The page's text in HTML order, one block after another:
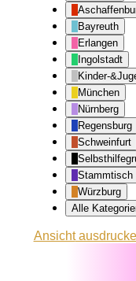
Bayreuth
Erlangen
Ingolstadt
Kinder-
München
Nürnberg
Regensburg
Schweinfurt
Stammtisch
Würzburg
Alle
Ansicht